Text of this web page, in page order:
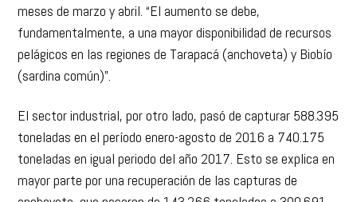
meses de marzo y abril. “El aumento se debe,
fundamentalmente, a una mayor disponibilidad de recursos
pelágicos en las regiones de Tarapacá (anchoveta) y Biobío
(sardina común)”.
El sector industrial, por otro lado, pasó de capturar 588.395
toneladas en el período enero-agosto de 2016 a 740.175
toneladas en igual periodo del año 2017. Esto se explica en
mayor parte por una recuperación de las capturas de